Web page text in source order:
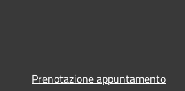
Prenotazione appuntamento